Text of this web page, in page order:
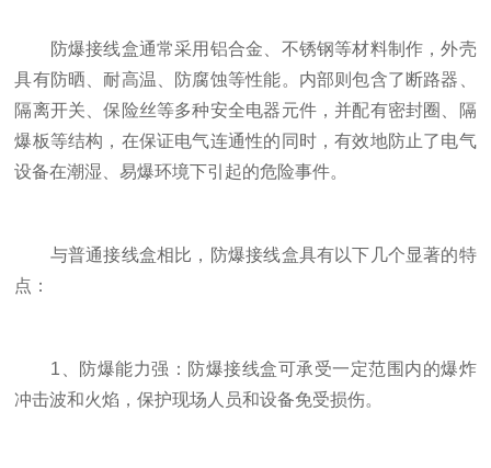
防爆接线盒通常采用铝合金、不锈钢等材料制作，外壳
具有防晒、耐高温、防腐蚀等性能。内部则包含了断路器、
隔离开关、保险丝等多种安全电器元件，并配有密封圈、隔
爆板等结构，在保证电气连通性的同时，有效地防止了电气
设备在潮湿、易爆环境下引起的危险事件。
与普通接线盒相比，防爆接线盒具有以下几个显著的特
点：
1、防爆能力强：防爆接线盒可承受一定范围内的爆炸
冲击波和火焰，保护现场人员和设备免受损伤。